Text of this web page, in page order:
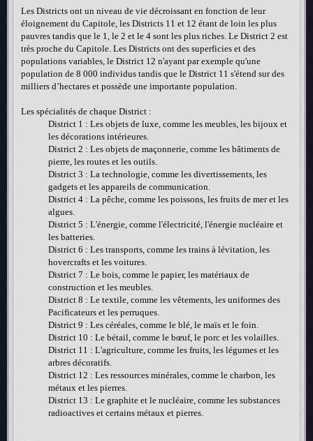
Les Districts ont un niveau de vie décroissant en fonction de leur
éloignement du Capitole, les Districts 11 et 12 étant de loin les plus
pauvres tandis que le 1, le 2 et le 4 sont les plus riches. Le District 2 est
très proche du Capitole. Les Districts ont des superficies et des
populations variables, le District 12 n'ayant par exemple qu'une
population de 8 000 individus tandis que le District 11 s'étend sur des
milliers d’hectares et possède une importante population.
Les spécialités de chaque District :
District 1 : Les objets de luxe, comme les meubles, les bijoux et
les décorations intérieures.
District 2 : Les objets de maçonnerie, comme les bâtiments de
pierre, les routes et les outils.
District 3 : La technologie, comme les divertissements, les
gadgets et les appareils de communication.
District 4 : La pêche, comme les poissons, les fruits de mer et les
algues.
District 5 : L'énergie, comme l'électricité, l'énergie nucléaire et
les batteries.
District 6 : Les transports, comme les trains à lévitation, les
hovercrafts et les voitures.
District 7 : Le bois, comme le papier, les matériaux de
construction et les meubles.
District 8 : Le textile, comme les vêtements, les uniformes des
Pacificateurs et les perruques.
District 9 : Les céréales, comme le blé, le maïs et le foin.
District 10 : Le bétail, comme le bœuf, le porc et les volailles.
District 11 : L'agriculture, comme les fruits, les légumes et les
arbres décoratifs.
District 12 : Les ressources minérales, comme le charbon, les
métaux et les pierres.
District 13 : Le graphite et le nucléaire, comme les substances
radioactives et certains métaux et pierres.